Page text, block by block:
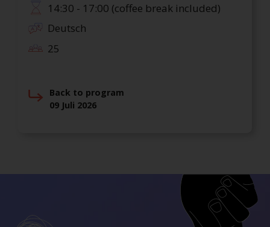
14:30 - 17:00 (coffee break included)
Deutsch
25
Back to program
09 Juli 2026